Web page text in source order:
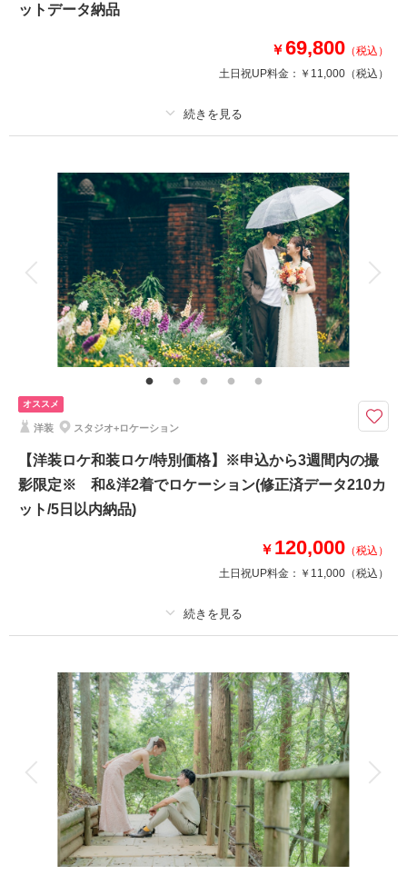
洋装撮影スタート！
※衣裳差額が発生することはございません
このプランで撮影可能な撮影レポート
撮影日：2025年12月14日
撮影場所：七ツ洞公園（茨城）
相談予約する
来店・オンライン
撮影日の空き
を確認する
ットデータ納品
￥69,800 （税込）
土日祝UP料金： ￥11,000 （税込）
撮影料 新婦衣装2着 新郎衣装1着
着付け ヘアメイク 小物一式
アルバム データ 100 カット 台紙付写真
衣装追加 会食 挙式
家族と撮影 家族用衣装レンタル ペットと撮影
その他含むもの
ウェルカムボードやアルバムなどの商品は最安値4,000円～最高値35,000円
までのオプション商品ご準備あり。詳しくはオプションページよりご覧くだ
さいませ。どんなことでもお気軽にお問い合わせくださいませ♪ご利用いた
だいたカップル様からの口コミは必見です♪♪
ロケーションとスタジオの撮影割合はお客様の希望に併せて!!バリエーショ
ン豊かに♪暑さ対策も♪ロケ場所は一番人気の偕楽園!!
☆夏の暑さ対策/季節限定プラン登場☆
衣装一着でロケ&スタジオ撮影が楽しめます♪
ロケ地：日本三名園/偕楽園
このプランで撮影可能な撮影レポート
撮影場所：
偕楽園&スタジオ（茨城）
相談予約する
来店・オンライン
撮影日の空き
を確認する
オススメ
洋装 スタジオ+ロケーション
【洋装ロケ和装ロケ/特別価格】※申込から3週間内の撮
影限定※ 和&洋2着でロケーション(修正済データ210カ
ット/5日以内納品)
￥ 120,000 （税込）
土日祝UP料金： ￥11,000 （税込）
撮影料 新婦衣装2着 新郎衣装2着
着付け ヘアメイク 小物一式
アルバム データ 210 カット 台紙付写真
衣装追加 会食 挙式
家族と撮影 家族用衣装レンタル ペットと撮影
その他含むもの
ウェルカムボードやアルバムなどの商品は最安値4,000円～最高値35,000円
までのオプション商品ご準備あり。詳しくはオプションページよりご覧くだ